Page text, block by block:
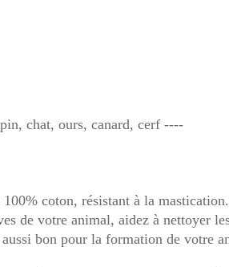
chat, ours, canard, cerf ----
coton, résistant à la mastication.
de votre animal, aidez à nettoyer
bon pour la formation de votre